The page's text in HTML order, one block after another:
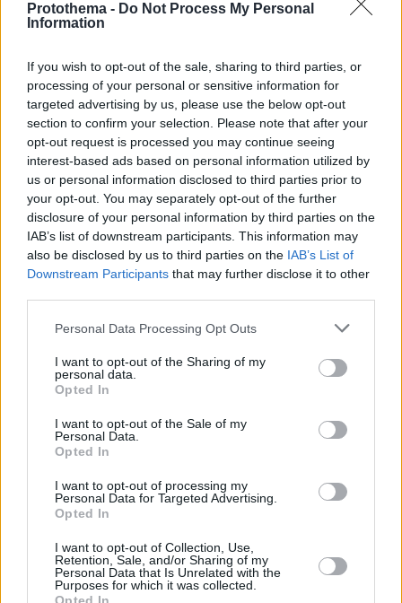
Protothema - Do Not Process My Personal
Information
If you wish to opt-out of the sale, sharing to third parties, or
processing of your personal or sensitive information for
targeted advertising by us, please use the below opt-out
section to confirm your selection. Please note that after your
opt-out request is processed you may continue seeing
interest-based ads based on personal information utilized by
us or personal information disclosed to third parties prior to
your opt-out. You may separately opt-out of the further
disclosure of your personal information by third parties on the
IAB’s list of downstream participants. This information may
also be disclosed by us to third parties on the IAB’s List of
Downstream Participants that may further disclose it to other
Please note that this website/app uses one or more Google
not limited to your visit or usage behaviour. You may click to
grant or deny consent to Google and its third-party tags to
use your data for below specified purposes in below Google
consent section.
Personal Data Processing Opt Outs
I want to opt-out of the Sharing of my
personal data.
Opted In
I want to opt-out of the Sale of my
Personal Data.
Opted In
I want to opt-out of processing my
Personal Data for Targeted Advertising.
Opted In
I want to opt-out of Collection, Use,
Retention, Sale, and/or Sharing of my
Personal Data that Is Unrelated with the
Purposes for which it was collected.
«Θαυματουργό» φύκι προστατεύει καρδιά και
Κάποιοι θεωρούν αδύνατο ακόμη και να τα αγγίξουν.
Και όμως, αυτό το θαλάσσιο φυτό είναι πλούσιο σε
πολύτιμα συστατικά για τον ανθρώπινο οργανισμό και
τώρα οι ερευνητές βρήκαν τρόπο να το αξιοποιούν
χωρίς να επιβαρύνουν το περιβάλλον - Διαβάστε την
ενδιαφέρουσα μελέτη
13.10.2022, 19:59